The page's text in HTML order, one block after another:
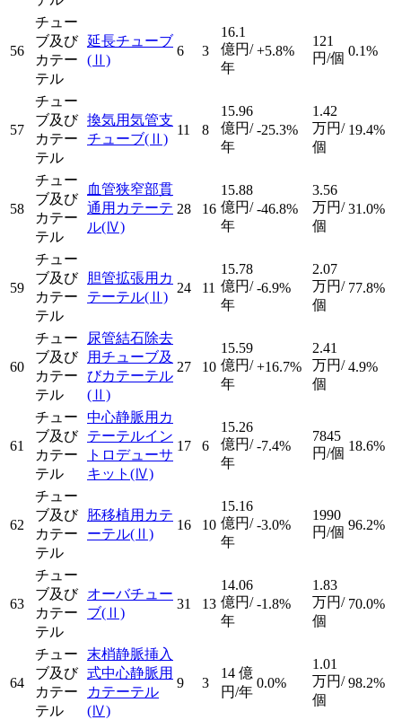
56
チュー
ブ及び
カテー
テル
延長チューブ
(Ⅱ)
6 3
16.1
億円/
年
+5.8%
121
円/個 0.1%
57
チュー
ブ及び
カテー
テル
換気用気管支
チューブ(Ⅱ)
11 8
15.96
億円/
年
-25.3%
1.42
万円/
個
19.4%
58
チュー
ブ及び
カテー
テル
血管狭窄部貫
通用カテーテ
ル(Ⅳ)
28 16
15.88
億円/
年
-46.8%
3.56
万円/
個
31.0%
59
チュー
ブ及び
カテー
テル
胆管拡張用カ
テーテル(Ⅱ)
24 11
15.78
億円/
年
-6.9%
2.07
万円/
個
77.8%
60
チュー
ブ及び
カテー
テル
尿管結石除去
用チューブ及
びカテーテル
(Ⅱ)
27 10
15.59
億円/
年
+16.7%
2.41
万円/
個
4.9%
61
チュー
ブ及び
カテー
テル
中心静脈用カ
テーテルイン
トロデューサ
キット (Ⅳ)
17 6
15.26
億円/
年
-7.4%
7845
円/個 18.6%
62
チュー
ブ及び
カテー
テル
胚移植用カテ
ーテル(Ⅱ)
16 10
15.16
億円/
年
-3.0%
1990
円/個 96.2%
63
チュー
ブ及び
カテー
テル
オーバチュー
ブ(Ⅱ)
31 13
14.06
億円/
年
-1.8%
1.83
万円/
個
70.0%
64
チュー
ブ及び
カテー
テル
末梢静脈挿入
式中心静脈用
カテーテル
(Ⅳ)
9 3
14 億
円/年
0.0%
1.01
万円/
個
98.2%